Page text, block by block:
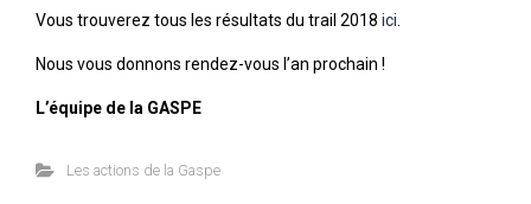
Vous trouverez tous les résultats du trail 2018 ici
Nous vous donnons rendez-vous l’an prochain !
L’équipe de la GASPE
Les actions de la Gaspe